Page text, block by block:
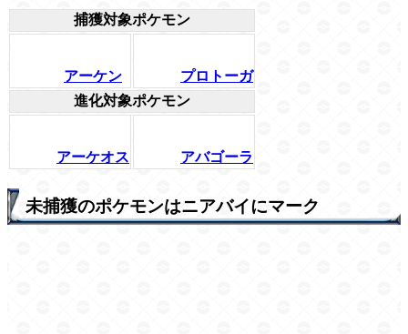
捕獲対象ポケモン
アーケン
プロトーガ
進化対象ポケモン
アーケオス アバゴーラ
未捕獲のポケモンはニアバイにマーク